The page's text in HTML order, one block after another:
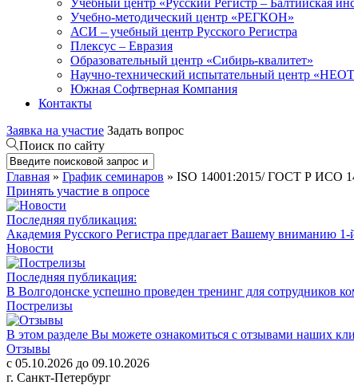
Учебный центр «Русский Регистр – Балтийская
Учебно-методический центр «РЕГКОН»
АСИ – учебный центр Русского Регистра
Плексус – Евразия
Образовательный центр «Сибирь-квалитет»
Научно-технический испытательный центр
Южная Софтверная Компания
Контакты
Заявка на участие Задать вопрос
Поиск по сайту
Главная » График семинаров » ISO 14001:2015/ ГОСТ Р ИСО
Принять участие в опросе
Последняя публикация:
Академия Русского Регистра предлагает Вашему вниманию
Новости
Последняя публикация:
В Волгодонске успешно проведен тренинг для сотрудников
Пострелизы
В этом разделе Вы можете ознакомиться с отзывами наших
Отзывы
с 05.10.2026 до 09.10.2026
г. Санкт-Петербург